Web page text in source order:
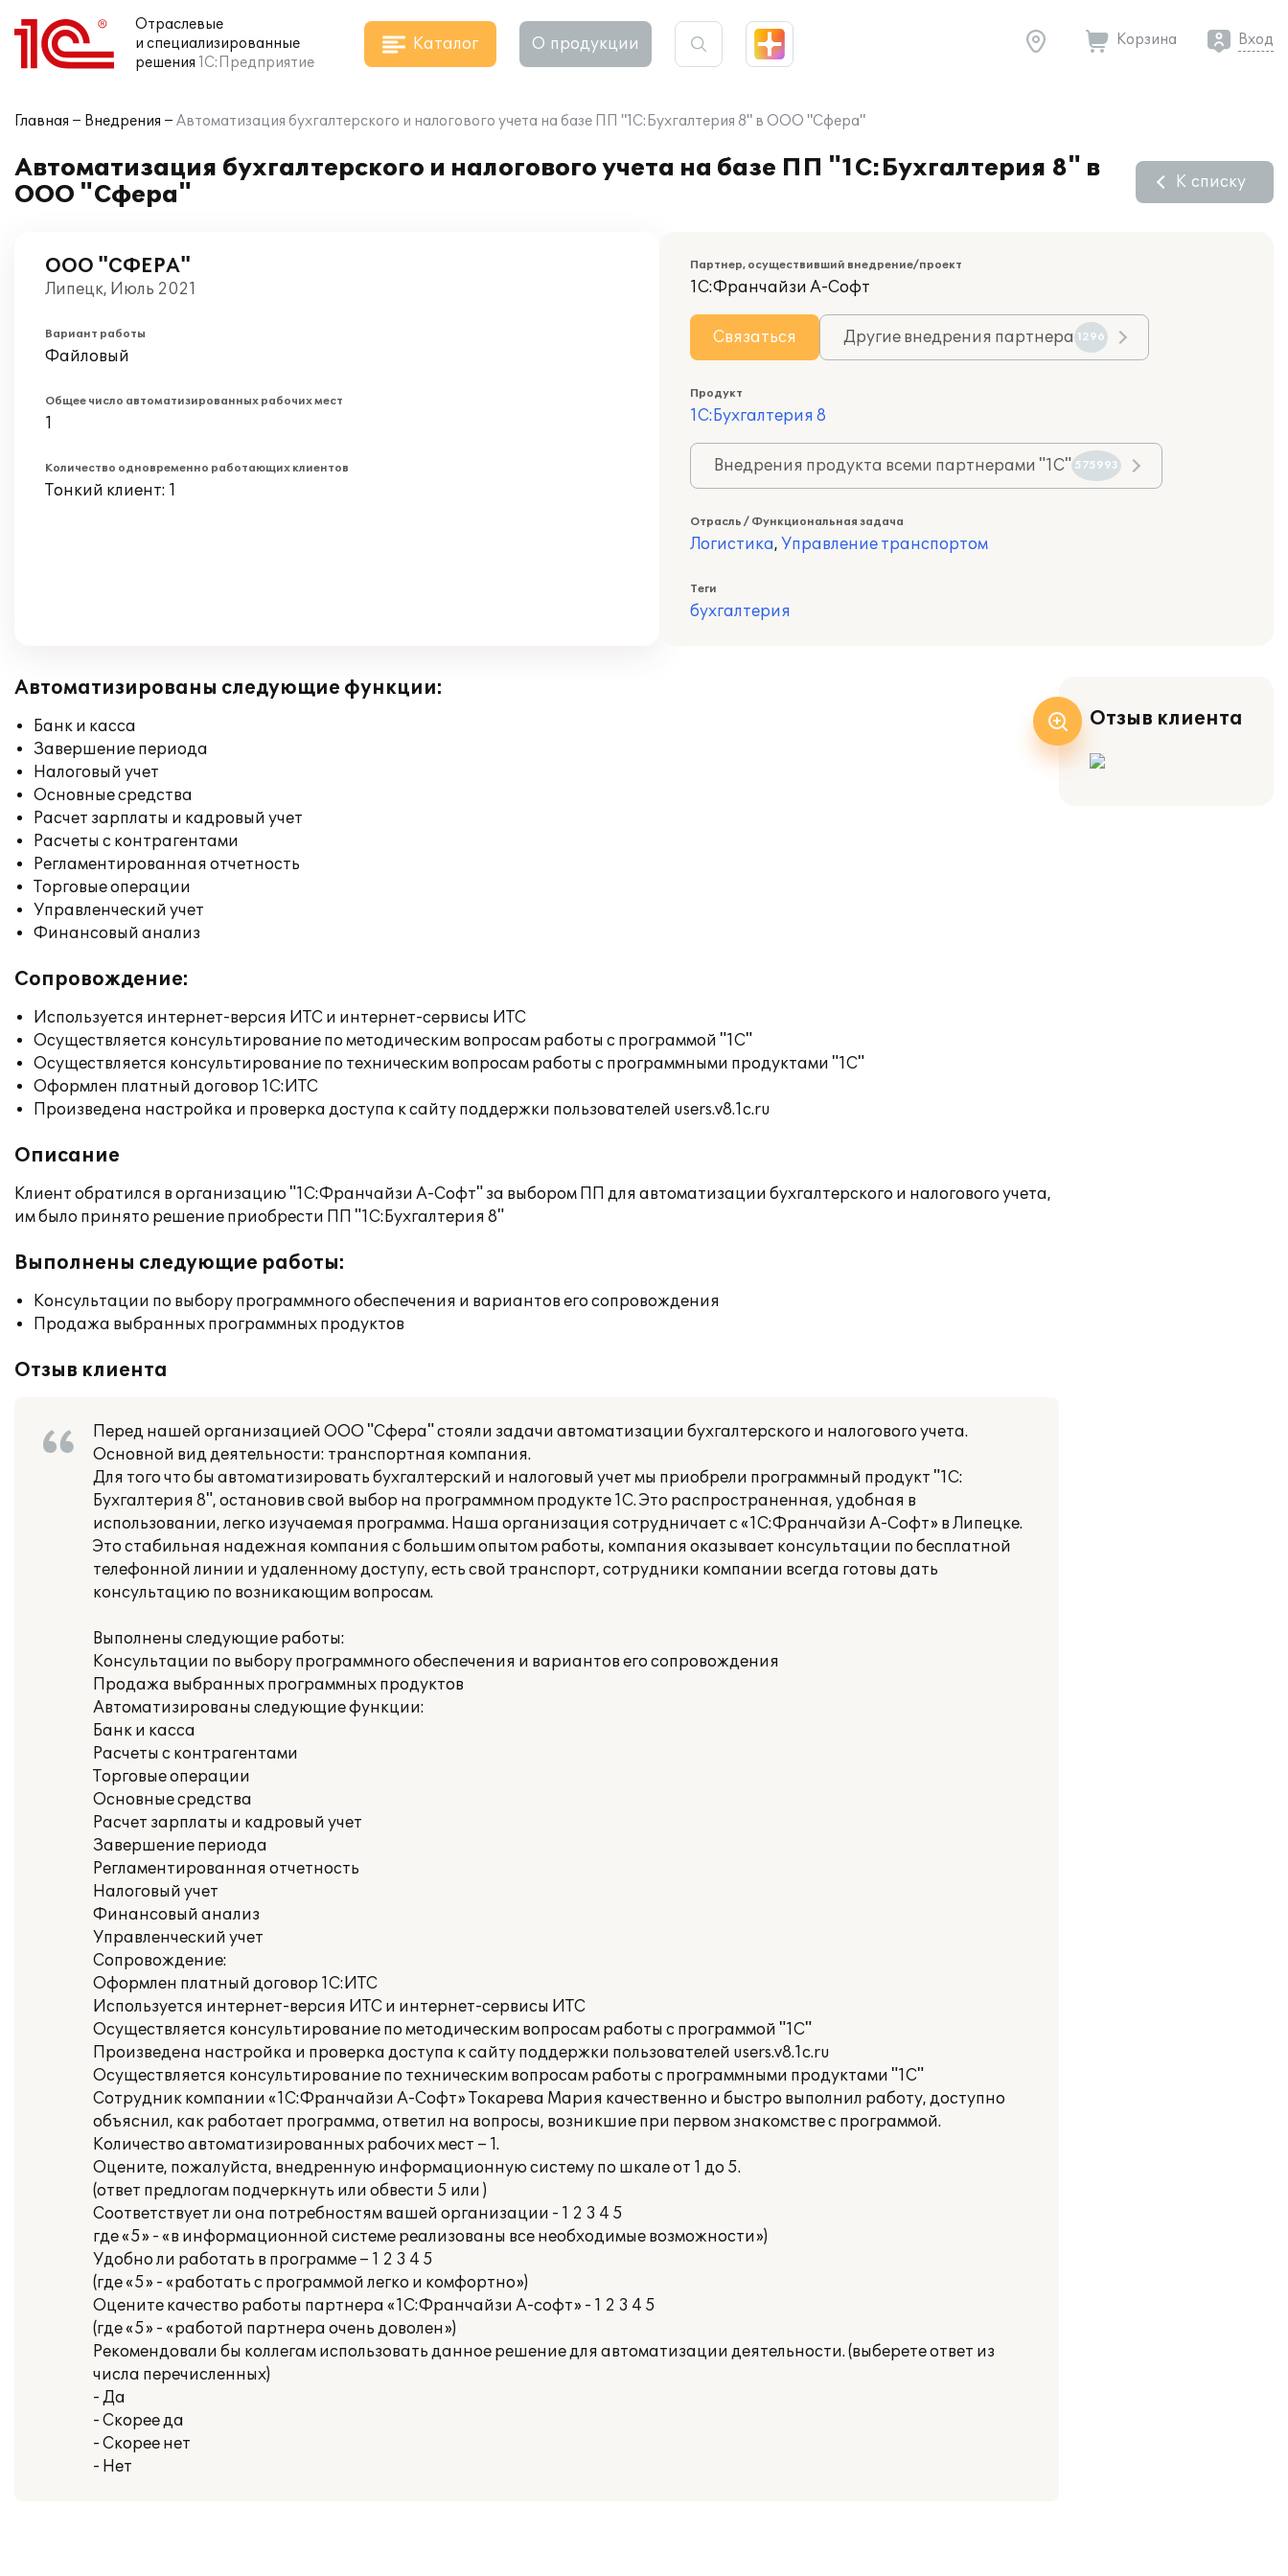
Отраслевые
и специализированные
решения 1С:Предприятие
Каталог О продукции Корзина Вход
Главная Внедрения Автоматизация бухгалтерского и налогового учета на базе ПП "1С:Бухгалтерия 8" в ООО "Сфера"
Автоматизация бухгалтерского и налогового учета на базе ПП "1С:Бухгалтерия 8" в
ООО "Сфера"
К списку
ООО "СФЕРА"
Липецк, Июль 2021
Вариант работы
Файловый
Общее число автоматизированных рабочих мест
1
Количество одновременно работающих клиентов
Тонкий клиент: 1
Партнер, осуществивший внедрение/проект
1С:Франчайзи А-Софт
Связаться Другие внедрения партнера 1296
Продукт
1С:Бухгалтерия 8
Внедрения продукта всеми партнерами "1С" 575993
Отрасль / Функциональная задача
Логистика, Управление транспортом
Теги
бухгалтерия
Автоматизированы следующие функции:
Банк и касса
Завершение периода
Налоговый учет
Основные средства
Расчет зарплаты и кадровый учет
Расчеты с контрагентами
Регламентированная отчетность
Торговые операции
Управленческий учет
Финансовый анализ
Сопровождение:
Используется интернет-версия ИТС и интернет-сервисы ИТС
Осуществляется консультирование по методическим вопросам работы с программой "1С"
Осуществляется консультирование по техническим вопросам работы с программными продуктами "1С"
Оформлен платный договор 1С:ИТС
Произведена настройка и проверка доступа к сайту поддержки пользователей users.v8.1c.ru
Описание
Клиент обратился в организацию "1С:Франчайзи А-Софт" за выбором ПП для автоматизации бухгалтерского и налогового учета,
им было принято решение приобрести ПП "1С:Бухгалтерия 8"
Выполнены следующие работы:
Консультации по выбору программного обеспечения и вариантов его сопровождения
Продажа выбранных программных продуктов
Отзыв клиента
Перед нашей организацией ООО "Сфера" стояли задачи автоматизации бухгалтерского и налогового учета.
Основной вид деятельности: транспортная компания.
Для того что бы автоматизировать бухгалтерский и налоговый учет мы приобрели программный продукт "1С:
Бухгалтерия 8", остановив свой выбор на программном продукте 1С. Это распространенная, удобная в
использовании, легко изучаемая программа. Наша организация сотрудничает с «1С:Франчайзи А-Софт» в Липецке.
Это стабильная надежная компания с большим опытом работы, компания оказывает консультации по бесплатной
телефонной линии и удаленному доступу, есть свой транспорт, сотрудники компании всегда готовы дать
консультацию по возникающим вопросам.
Выполнены следующие работы:
Консультации по выбору программного обеспечения и вариантов его сопровождения
Продажа выбранных программных продуктов
Автоматизированы следующие функции:
Банк и касса
Расчеты с контрагентами
Торговые операции
Основные средства
Расчет зарплаты и кадровый учет
Завершение периода
Регламентированная отчетность
Налоговый учет
Финансовый анализ
Управленческий учет
Сопровождение:
Оформлен платный договор 1С:ИТС
Используется интернет-версия ИТС и интернет-сервисы ИТС
Осуществляется консультирование по методическим вопросам работы с программой "1С"
Произведена настройка и проверка доступа к сайту поддержки пользователей users.v8.1c.ru
Осуществляется консультирование по техническим вопросам работы с программными продуктами "1С"
Сотрудник компании «1С:Франчайзи А-Софт» Токарева Мария качественно и быстро выполнил работу, доступно
объяснил, как работает программа, ответил на вопросы, возникшие при первом знакомстве с программой.
Количество автоматизированных рабочих мест – 1.
Оцените, пожалуйста, внедренную информационную систему по шкале от 1 до 5.
(ответ предлогам подчеркнуть или обвести 5 или )
Соответствует ли она потребностям вашей организации - 1 2 3 4 5
где «5» - «в информационной системе реализованы все необходимые возможности»)
Удобно ли работать в программе – 1 2 3 4 5
(где «5» - «работать с программой легко и комфортно»)
Оцените качество работы партнера «1С:Франчайзи А-софт» - 1 2 3 4 5
(где «5» - «работой партнера очень доволен»)
Рекомендовали бы коллегам использовать данное решение для автоматизации деятельности. (выберете ответ из
числа перечисленных)
- Да
- Скорее да
- Скорее нет
- Нет
Отзыв клиента